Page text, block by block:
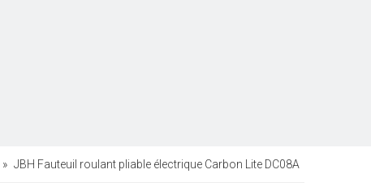
» JBH Fauteuil roulant pliable électrique Carbon Lite DC08A